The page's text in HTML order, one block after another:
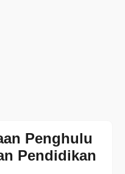
Penghulu
Pendidikan